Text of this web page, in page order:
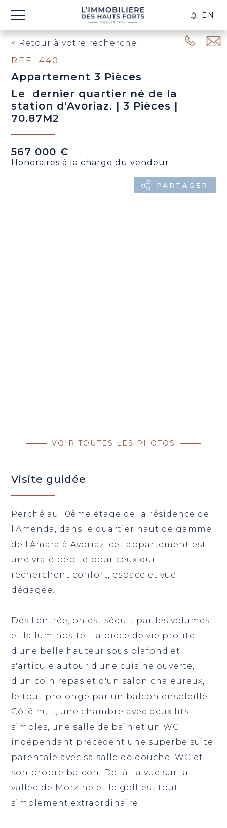
EN
< Retour à votre recherche
REF. 440
Appartement 3 Pièces
Le dernier quartier né de la
station d'Avoriaz. | 3 Pièces |
70.87M2
567 000 €
Honoraires à la charge du vendeur
PARTAGER
VOIR TOUTES LES PHOTOS
Visite guidée
Perché au 10ème étage de la résidence de
l'Amenda, dans le quartier haut de gamme
de l'Amara à Avoriaz, cet appartement est
une vraie pépite pour ceux qui
recherchent confort, espace et vue
dégagée.
Dès l'entrée, on est séduit par les volumes
et la luminosité : la pièce de vie profite
d'une belle hauteur sous plafond et
s'articule autour d'une cuisine ouverte,
d'un coin repas et d'un salon chaleureux,
le tout prolongé par un balcon ensoleillé.
Côté nuit, une chambre avec deux lits
simples, une salle de bain et un WC
indépendant précèdent une superbe suite
parentale avec sa salle de douche, WC et
son propre balcon. De là, la vue sur la
vallée de Morzine et le golf est tout
simplement extraordinaire.